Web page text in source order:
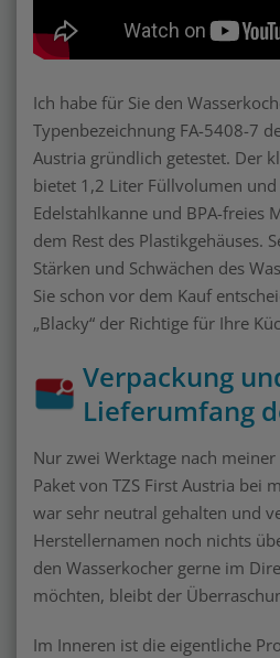
Ich habe für Sie den
Typenbezeichnung FA-5408-7
Austria gründlich getestet. Der
bietet 1,2 Liter Füllvolumen
Edelstahlkanne und BPA-freies
dem Rest des Plastikgehäuses.
Stärken und Schwächen des
Sie schon vor dem Kauf
„Blacky“ der Richtige für Ihre
Verpackung
Lieferumfang
Nur zwei Werktage nach
Paket von TZS First Austria bei
war sehr neutral gehalten und
Herstellernamen noch nichts
den Wasserkocher gerne im
möchten, bleibt der
Im Inneren ist die eigentliche